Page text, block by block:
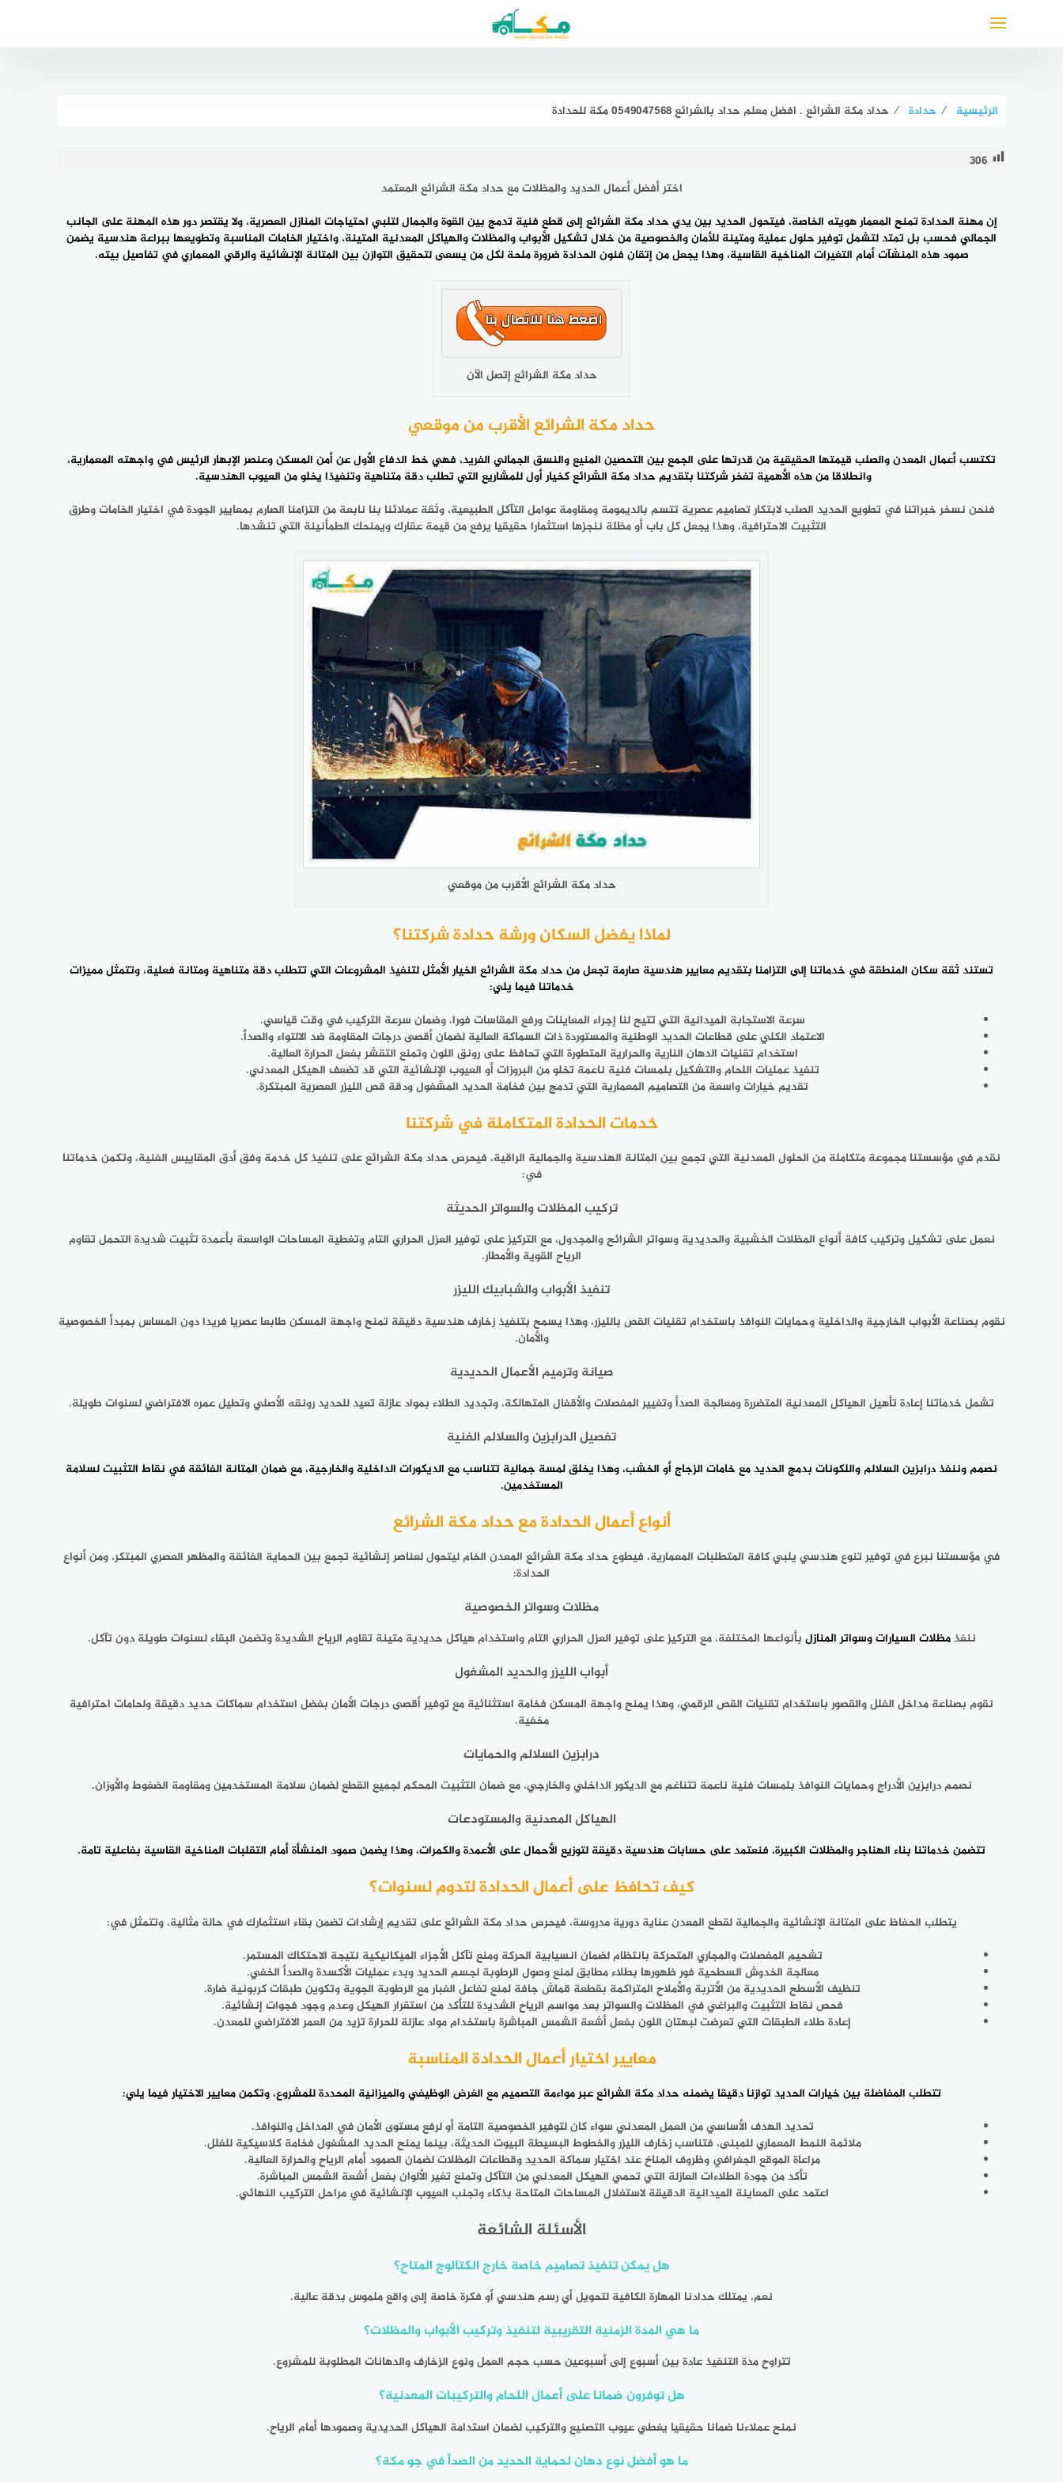
الرئيسية ⁄ حدادة ⁄ حداد مكة الشرائع . افضل معلم حداد بالشرائع 0549047568 مكة للحدادة
306
اختر أفضل أعمال الحديد والمظلات مع حداد مكة الشرائع المعتمد
إن مهنة الحدادةتمنح المعمار هويته الخاصة، فيتحول الحديد بين يدي حداد مكة الشرائع إلى قطع فنية تدمج بين القوة والجمال لتلبي احتياجات المنازل العصرية، ولا يقتصر دور هذه المهنة على الجانب
الجمالي فحسب بل تمتد لتشمل توفير حلول عملية ومتينة للأمان والخصوصية من خلال تشكيل الأبواب والمظلات والهياكل المعدنية المتينة، واختيار الخامات المناسبة وتطويعها ببراعة هندسية يضمن
صمود هذه المنشآت أمام التغيرات المناخية القاسية، وهذا يجعل من إتقان فنون الحدادة ضرورة ملحة لكل من يسعى لتحقيق التوازن بين المتانة الإنشائية والرقي المعماري في تفاصيل بيته.
حداد مكة الشرائع إتصل الآن
حداد مكة الشرائع الأقرب من موقعي
تكتسب أعمال المعدن والصلب قيمتها الحقيقية من قدرتها على الجمع بين التحصين المنيع والنسق الجمالي الفريد، فهي خط الدفاع الأول عن أمن المسكن وعنصر الإبهار الرئيس في واجهته المعمارية،
وانطلاقا من هذه الأهمية تفخر شركتنا بتقديم حداد مكة الشرائعكخيار أول للمشاريع التي تطلب دقة متناهية وتنفيذا يخلو من العيوب الهندسية.
فنحن نسخر خبراتنا في تطويع الحديد الصلب لابتكار تصاميم عصرية تتسم بالديمومة ومقاومة عوامل التآكل الطبيعية، وثقة عملائنا بنا نابعة من التزامنا الصارم بمعايير الجودة في اختيار الخامات وطرق
التثبيت الاحترافية، وهذا يجعل كل باب أو مظلة ننجزها استثمارا حقيقيا يرفع من قيمة عقارك ويمنحك الطمأنينة التي تنشدها.
حداد مكة الشرائع الأقرب من موقعي
لماذا يفضل السكان ورشة حدادة شركتنا؟
تستند ثقة سكان المنطقة في خدماتنا إلى التزامنا بتقديم معايير هندسية صارمة تجعل من حداد مكة الشرائع الخيار الأمثل لتنفيذ المشروعات التي تتطلب دقة متناهية ومتانة فعلية، وتتمثل مميزات
خدماتنا فيما يلي:
سرعة الاستجابة الميدانية التي تتيح لنا إجراء المعاينات ورفع المقاسات فورا، وضمان سرعة التركيب في وقت قياسي.
الاعتماد الكلي على قطاعات الحديد الوطنية والمستوردة ذات السماكة العالية لضمان أقصى درجات المقاومة ضد الالتواء والصدأ.
استخدام تقنيات الدهان النارية والحرارية المتطورة التي تحافظ على رونق اللون وتمنع التقشر بفعل الحرارة العالية.
تنفيذ عمليات اللحام والتشكيل بلمسات فنية ناعمة تخلو من البروزات أو العيوب الإنشائية التي قد تضعف الهيكل المعدني.
تقديم خيارات واسعة من التصاميم المعمارية التي تدمج بين فخامة الحديد المشغول ودقة قص الليزر العصرية المبتكرة.
خدمات الحدادة المتكاملة في شركتنا
نقدم في مؤسستنا مجموعة متكاملة من الحلول المعدنية التي تجمع بين المتانة الهندسية والجمالية الراقية، فيحرص حداد مكة الشرائع على تنفيذ كل خدمة وفق أدق المقاييس الفنية، وتكمن خدماتنا
في:
تركيب المظلات والسواتر الحديثة
نعمل على تشكيل وتركيب كافة أنواع المظلات الخشبية والحديدية وسواتر الشرائح والمجدول، مع التركيز على توفير العزل الحراري التام وتغطية المساحات الواسعة بأعمدة تثبيت شديدة التحمل تقاوم
الرياح القوية والأمطار.
تنفيذ الأبواب والشبابيك الليزر
نقوم بصناعة الأبواب الخارجية والداخلية وحمايات النوافذ باستخدام تقنيات القص بالليزر، وهذا يسمح بتنفيذ زخارف هندسية دقيقة تمنح واجهة المسكن طابعا عصريا فريدا دون المساس بمبدأ الخصوصية
والأمان.
صيانة وترميم الأعمال الحديدية
تشمل خدماتنا إعادة تأهيل الهياكل المعدنية المتضررة ومعالجة الصدأ وتغيير المفصلات والأقفال المتهالكة، وتجديد الطلاء بمواد عازلة تعيد للحديد رونقه الأصلي وتطيل عمره الافتراضي لسنوات طويلة.
تفصيل الدرابزين والسلالم الفنية
نصمم وننفذ درابزين السلالم واللكونات بدمج الحديد مع خامات الزجاج أو الخشب، وهذا يخلق لمسة جمالية تتناسب مع الديكورات الداخلية والخارجية، مع ضمان المتانة الفائقة في نقاط التثبيت لسلامة
المستخدمين.
أنواع أعمال الحدادة مع حداد مكة الشرائع
في مؤسستنا نبرع في توفير تنوع هندسي يلبي كافة المتطلبات المعمارية، فيطوع حداد مكة الشرائع المعدن الخام ليتحول لعناصر إنشائية تجمع بين الحماية الفائقة والمظهر العصري المبتكر، ومن أنواع
الحدادة:
مظلات وسواتر الخصوصية
ننفذمظلات السيارات وسواتر المنازل بأنواعها المختلفة، مع التركيز على توفير العزل الحراري التام واستخدام هياكل حديدية متينة تقاوم الرياح الشديدة وتضمن البقاء لسنوات طويلة دون تآكل.
أبواب الليزر والحديد المشغول
نقوم بصناعة مداخل الفلل والقصور باستخدام تقنيات القص الرقمي، وهذا يمنح واجهة المسكن فخامة استثنائية مع توفير أقصى درجات الأمان بفضل استخدام سماكات حديد دقيقة ولحامات احترافية
مخفية.
درابزين السلالم والحمايات
نصمم درابزين الأدراج وحمايات النوافذ بلمسات فنية ناعمة تتناغم مع الديكور الداخلي والخارجي، مع ضمان التثبيت المحكم لجميع القطع لضمان سلامة المستخدمين ومقاومة الضغوط والأوزان.
الهياكل المعدنية والمستودعات
تتضمن خدماتنا بناء الهناجر والمظلات الكبيرة، فنعتمد على حسابات هندسية دقيقة لتوزيع الأحمال على الأعمدة والكمرات، وهذا يضمن صمود المنشأة أمام التقلبات المناخية القاسية بفاعلية تامة.
كيف تحافظ على أعمال الحدادة لتدوم لسنوات؟
يتطلب الحفاظ على المتانة الإنشائية والجمالية لقطع المعدن عناية دورية مدروسة، فيحرص حداد مكة الشرائع على تقديم إرشادات تضمن بقاء استثمارك في حالة مثالية، وتتمثل في:
تشحيم المفصلات والمجاري المتحركة بانتظام لضمان انسيابية الحركة ومنع تآكل الأجزاء الميكانيكية نتيجة الاحتكاك المستمر.
معالجة الخدوش السطحية فور ظهورها بطلاء مطابق لمنع وصول الرطوبة لجسم الحديد وبدء عمليات الأكسدة والصدأ الخفي.
تنظيف الأسطح الحديدية من الأتربة والأملاح المتراكمة بقطعة قماش جافة لمنع تفاعل الغبار مع الرطوبة الجوية وتكوين طبقات كربونية ضارة.
فحص نقاط التثبيت والبراغي في المظلات والسواتر بعد مواسم الرياح الشديدة للتأكد من استقرار الهيكل وعدم وجود فجوات إنشائية.
إعادة طلاء الطبقات التي تعرضت لبهتان اللون بفعل أشعة الشمس المباشرة باستخدام مواد عازلة للحرارة تزيد من العمر الافتراضي للمعدن.
معايير اختيار أعمال الحدادة المناسبة
تتطلب المفاضلة بين خيارات الحديد توازنا دقيقا يضمنه حداد مكة الشرائععبر مواءمة التصميم مع الغرض الوظيفي والميزانية المحددة للمشروع، وتكمن معايير الاختيار فيما يلي:
تحديد الهدف الأساسي من العمل المعدني سواء كان لتوفير الخصوصية التامة أو لرفع مستوى الأمان في المداخل والنوافذ.
ملائمة النمط المعماري للمبنى، فتناسب زخارف الليزر والخطوط البسيطة البيوت الحديثة، بينما يمنح الحديد المشغول فخامة كلاسيكية للفلل.
مراعاة الموقع الجغرافي وظروف المناخ عند اختيار سماكة الحديد وقطاعات المظلات لضمان الصمود أمام الرياح والحرارة العالية.
تأكد من جودة الطلاءات العازلة التي تحمي الهيكل المعدني من التآكل وتمنع تغير الألوان بفعل أشعة الشمس المباشرة.
اعتمد على المعاينة الميدانية الدقيقة لاستغلال المساحات المتاحة بذكاء وتجنب العيوب الإنشائية في مراحل التركيب النهائي.
الأسئلة الشائعة
هل يمكن تنفيذ تصاميم خاصة خارج الكتالوج المتاح؟
نعم، يمتلك حدادنا المهارة الكافية لتحويل أي رسم هندسي أو فكرة خاصة إلى واقع ملموس بدقة عالية.
ما هي المدة الزمنية التقريبية لتنفيذ وتركيب الأبواب والمظلات؟
تتراوح مدة التنفيذ عادة بين أسبوع إلى أسبوعين حسب حجم العمل ونوع الزخارف والدهانات المطلوبة للمشروع.
هل توفرون ضمانا على أعمال اللحام والتركيبات المعدنية؟
نمنح عملاءنا ضمانا حقيقيا يغطي عيوب التصنيع والتركيب لضمان استدامة الهياكل الحديدية وصمودها أمام الرياح.
ما هو أفضل نوع دهان لحماية الحديد من الصدأ في جو مكة؟